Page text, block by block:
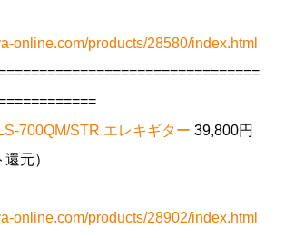
online.com/products/28580/index.html
700QM/STR エレキギター 39,800円
元）
online.com/products/28902/index.html